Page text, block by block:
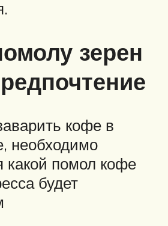
зерен
кофе в
необходимо
какой помол кофе
будет